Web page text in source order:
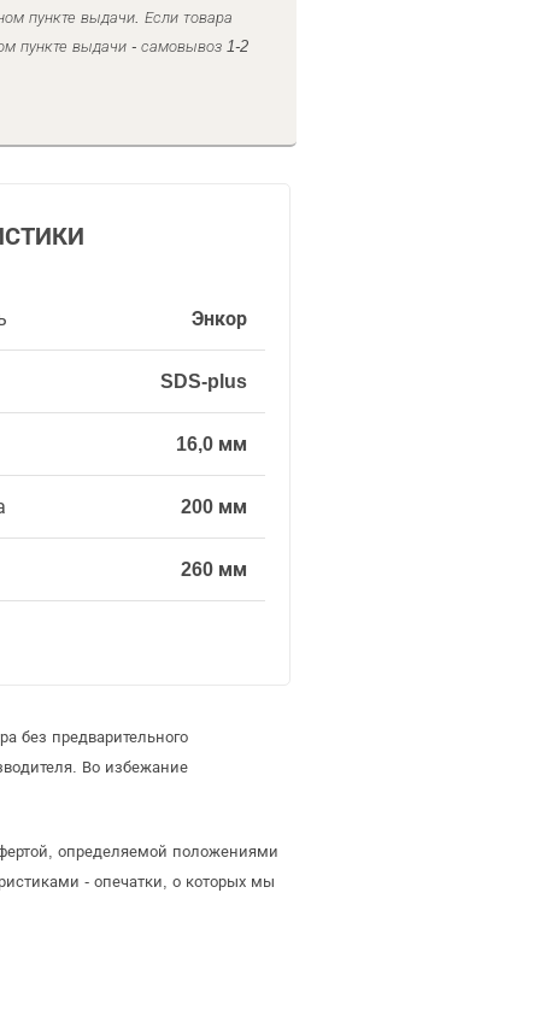
пункте выдачи. Если товара
пункте выдачи - самовывоз 1-2
Энкор
SDS-plus
16,0 мм
200 мм
260 мм
без предварительного
Во избежание
определяемой положениями
- опечатки, о которых мы